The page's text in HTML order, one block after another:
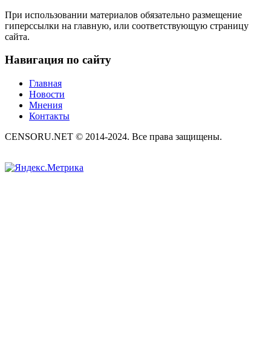
При использовании материалов обязательно размещение
гиперссылки на главную, или соответствующую страницу
сайта.
Навигация по сайту
Главная
Новости
Мнения
Контакты
CENSORU.NET © 2014-2024. Все права защищены.